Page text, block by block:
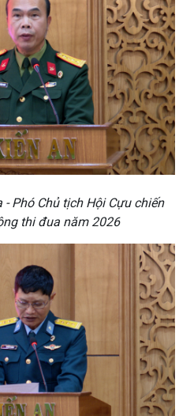
Phó Chủ tịch Hội Cựu chiến
thi đua năm 2026